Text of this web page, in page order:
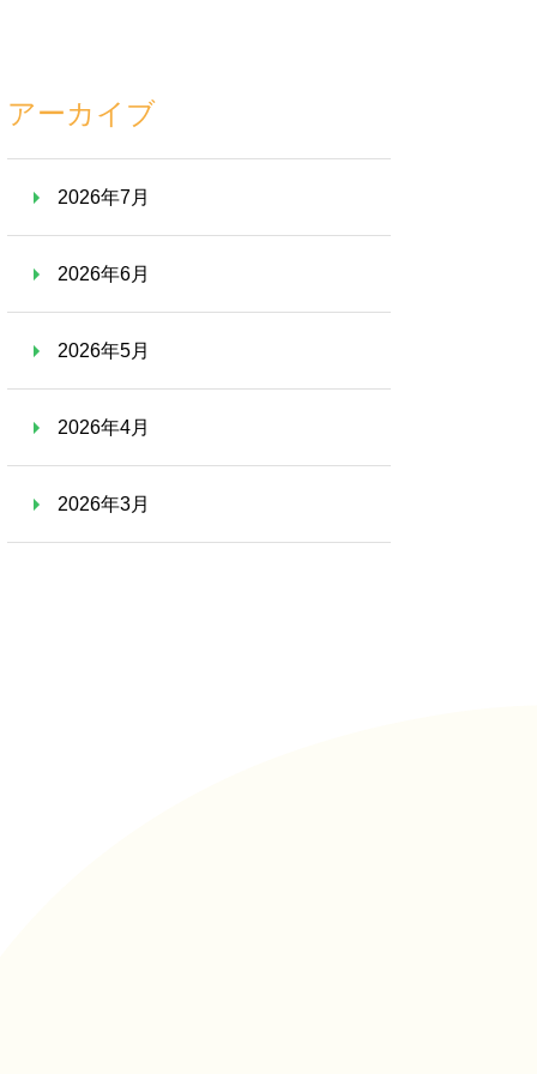
アーカイブ
2026年7月
2026年6月
2026年5月
2026年4月
2026年3月